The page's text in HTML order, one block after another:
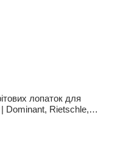
лопаток для
| Dominant, Rietschle,